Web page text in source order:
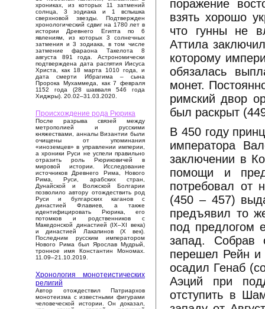
хрониках, из которых 11 затмений
солнца, 3 зодиака и 1 вспышка
сверхновой звезды. Подтвержден
хронологический сдвиг на 1780 лет в
истории Древнего Египта по 6
явлениям, из которых 3 солнечных
затмения и 3 зодиака, в том числе
затмение фараона Такелота 8
августа 891 года. Астрономически
подтверждена дата распятия Иисуса
Христа, как 18 марта 1010 года, и
дата смерти Ибрагима – сына
Пророка Мухаммеда, как 7 февраля
1152 года (28 шавваля 546 года
Хиджры). 20.02–31.03.2020.
Происхождение рода Рюрика
После разрыва связей между
метрополией и русскими
княжествами, анналы Византии были
очищены от упоминания
«иноземцев» в управлении империи,
а хроники Руси не успели правильно
отразить роль Рюриковичей в
мировой истории. Исследование
источников Древнего Рима, Нового
Рима, Руси, арабских стран,
Дунайской и Волжской Болгарии
позволило автору отождествить род
Руси и булгарских каганов с
династией Флавиев, а также
идентифицировать Рюрика, его
потомков и родственников с
Македонской династией (IX–XI века)
и династией Лакапинов (X век).
Последним русским императором
Нового Рима был Ярослав Мудрый,
тронное имя Константин Мономах.
11.09–21.10.2019.
Хронология монотеистических
религий
Автор отождествил Патриархов
монотеизма с известными фигурами
человеческой истории. Он доказал,
поражение
взять хорошо
что гунны не
Аттила
которому
обязалась
монет.
римский двор
был раскрыт
В 450 году
императора
заключении в
помощи и
потребовал от
(450 – 457)
предъявил то
под предлогом
запад. Собрав
перешел Рейн и
осадил Генаб
Аэций при
отступить в